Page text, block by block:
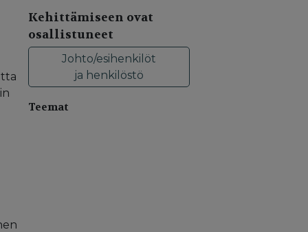
Kehittämiseen ovat
osallistuneet
Johto/esihenkilöt
ja henkilöstö
Teemat